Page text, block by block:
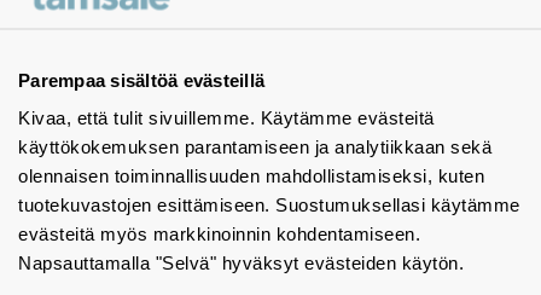
Parempaa sisältöä evästeillä
Kivaa, että tulit sivuillemme. Käytämme evästeitä
käyttökokemuksen parantamiseen ja analytiikkaan sekä
olennaisen toiminnallisuuden mahdollistamiseksi, kuten
tuotekuvastojen esittämiseen. Suostumuksellasi käytämme
evästeitä myös markkinoinnin kohdentamiseen.
Napsauttamalla "Selvä" hyväksyt evästeiden käytön.
Ota yhteyttä - autamme mielellämme
Tuotekuvastot
Instagram
BIM-objektit
Yhteystiedot
Tiedotteet